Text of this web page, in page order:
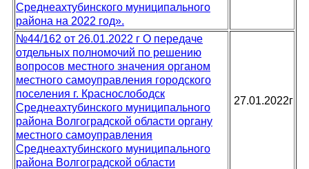
Среднеахтубинского муниципального
района на 2022 год».
№44/162 от 26.01.2022 г О передаче
отдельных полномочий по решению
вопросов местного значения органом
местного самоуправления городского
поселения г. Краснослободск
Среднеахтубинского муниципального
района Волгоградской области органу
местного самоуправления
Среднеахтубинского муниципального
района Волгоградской области
27.01.2022г